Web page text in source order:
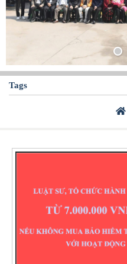
Tags